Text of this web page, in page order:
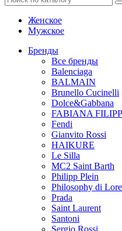
Женское
Мужское
Бренды
Все бренды
Balenciaga
BALMAIN
Brunello Cucinelli
Dolce&Gabbana
FABIANA
Fendi
Gianvito Rossi
HAIKURE
Le Silla
MC2 Saint Barth
Philipp Plein
Philosophy di
Prada
Saint Laurent
Santoni
Sergio Rossi